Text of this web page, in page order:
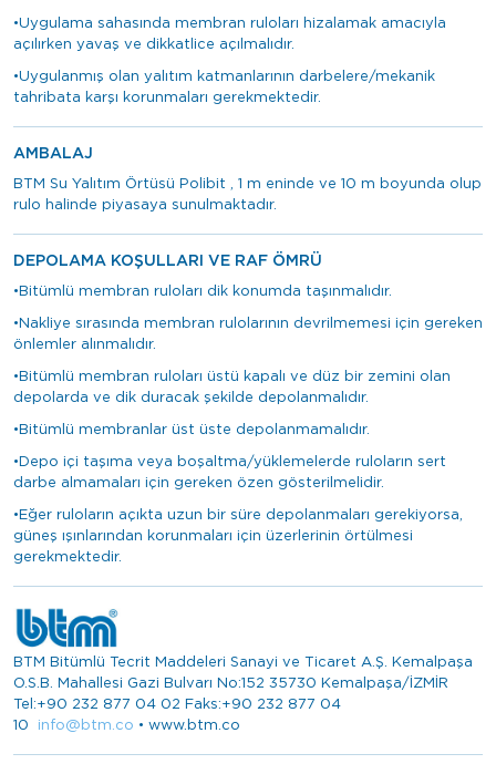
•Uygulama sahasında membran ruloları hizalamak amacıyla
açılırken yavaş ve dikkatlice açılmalıdır.
•Uygulanmış olan yalıtım katmanlarının darbelere/mekanik
tahribata karşı korunmaları gerekmektedir.
AMBALAJ
BTM Su Yalıtım Örtüsü Polibit , 1 m eninde ve 10 m boyunda olup
rulo halinde piyasaya sunulmaktadır.
DEPOLAMA KOŞULLARI VE RAF ÖMRÜ
•Bitümlü membran ruloları dik konumda taşınmalıdır.
•Nakliye sırasında membran rulolarının devrilmemesi için gereken
önlemler alınmalıdır.
•Bitümlü membran ruloları üstü kapalı ve düz bir zemini olan
depolarda ve dik duracak şekilde depolanmalıdır.
•Bitümlü membranlar üst üste depolanmamalıdır.
•Depo içi taşıma veya boşaltma/yüklemelerde ruloların sert
darbe almamaları için gereken özen gösterilmelidir.
•Eğer ruloların açıkta uzun bir süre depolanmaları gerekiyorsa,
güneş ışınlarından korunmaları için üzerlerinin örtülmesi
gerekmektedir.
BTM Bitümlü Tecrit Maddeleri Sanayi ve Ticaret A.Ş. Kemalpaşa
O.S.B. Mahallesi Gazi Bulvarı No:152 35730 Kemalpaşa/İZMİR
Tel:+90 232 877 04 02 Faks:+90 232 877 04
10 info@btm.co • www.btm.co